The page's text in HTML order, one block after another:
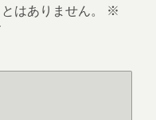
はありません。
※